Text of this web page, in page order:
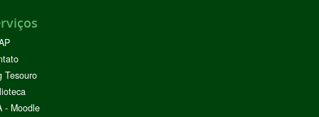
Tesouro
- Moodle